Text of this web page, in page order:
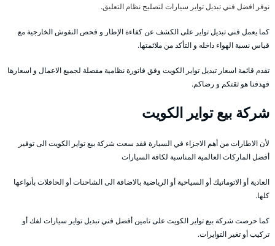
نوفر افضل فني تبديل تواير سيارات لتصليح نظام التعليق.
كما يعمل فني تبديل تواير على الكشف عن كفاءة الإطار و فحص النقوش الخارجية مع
قياس نسبة الهواء داخله و التأكد من ملائمتها.
تقدم قائمة اسعار تبديل تواير الكويت وفق فاتورة نظامية مفصلة لجميع الاعمال و اسعارها
فهدفنا هو ثقتكم و رضاكم.
شركة بيع تواير الكويت
لأن الاطارات من أهم الاجزاء في السيارة فقد سعت شركة بيع تواير الكويت الى توفير
أفضل الماركات العالمية المناسبة لكافة السيارات
العادية أو الاتوماتيك أو السياحية أو الرياضية بالاضافة الى الشاحنات أو الحافلات بأنواعها
كلها.
كما حرصت شركة بيع تواير الكويت على تامين أفضل فني تبديل تواير سيارات لفك أو
تركيب أو تغير التوايرات.